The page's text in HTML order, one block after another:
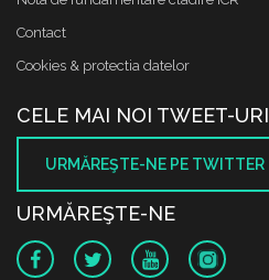
Contact
Cookies & protectia datelor
CELE MAI NOI TWEET-URI
URMĂREŞTE-NE PE TWITTER
URMĂREŞTE-NE